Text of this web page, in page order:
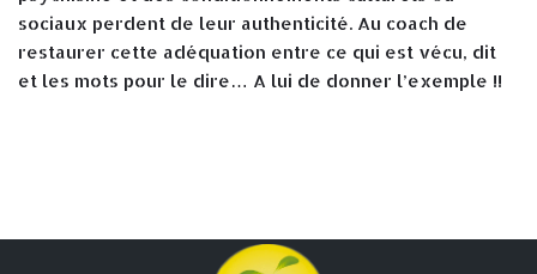
sociaux perdent de leur authenticité. Au coach de
restaurer cette adéquation entre ce qui est vécu, dit
et les mots pour le dire… A lui de donner l’exemple !!